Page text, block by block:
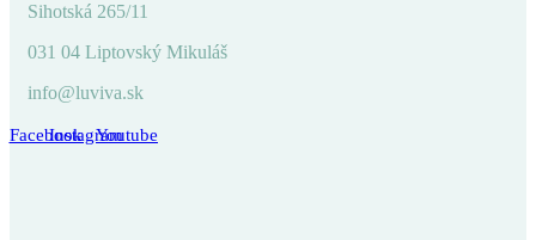
Sihotská 265/11
031 04 Liptovský Mikuláš
info@luviva.sk
FacebookInstagramYoutube